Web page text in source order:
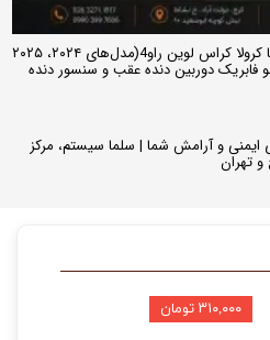
راهنمای جامع آپشن‌های تخصصی تویوتا کرولا کراس لوین راو4(مدل‌های ۲۰۲۴، ۲۰۲۵
تا آینه تاشو فابریک دوربین دنده عقب و سنسور دنده
برای ایمنی و آرامش شما | سلما سیستم، مرکز
تهران
فروش ویژه